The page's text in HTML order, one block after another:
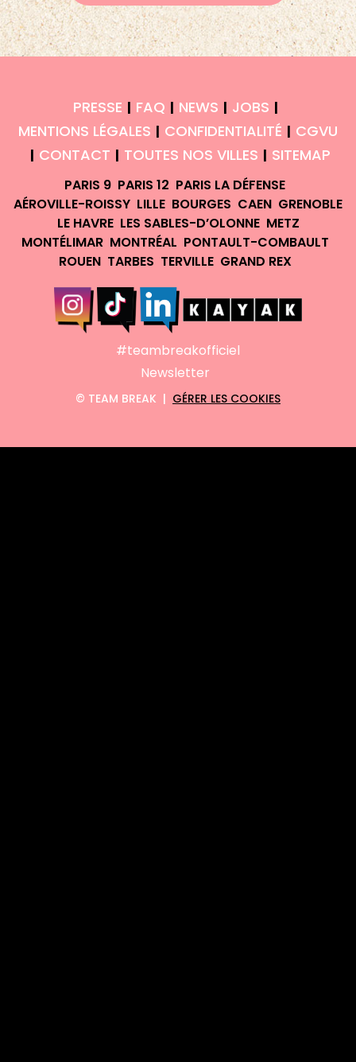
PRESSE | FAQ | NEWS | JOBS |
MENTIONS LÉGALES | CONFIDENTIALITÉ | CGVU
| CONTACT | TOUTES NOS VILLES | SITEMAP
PARIS 9 PARIS 12 PARIS LA DÉFENSE
AÉROVILLE-ROISSY LILLE BOURGES CAEN GRENOBLE
LE HAVRE LES SABLES-D’OLONNE METZ
MONTÉLIMAR MONTRÉAL PONTAULT-COMBAULT
ROUEN TARBES TERVILLE GRAND REX
#teambreakofficiel
Newsletter
© TEAM BREAK | GÉRER LES COOKIES